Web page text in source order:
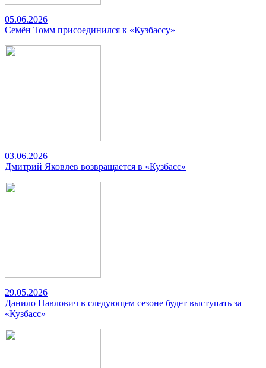
05.06.2026
Семён Томм присоединился к «Кузбассу»
03.06.2026
Дмитрий Яковлев возвращается в «Кузбасс»
29.05.2026
Данило Павлович в следующем сезоне будет выступать за
«Кузбасс»